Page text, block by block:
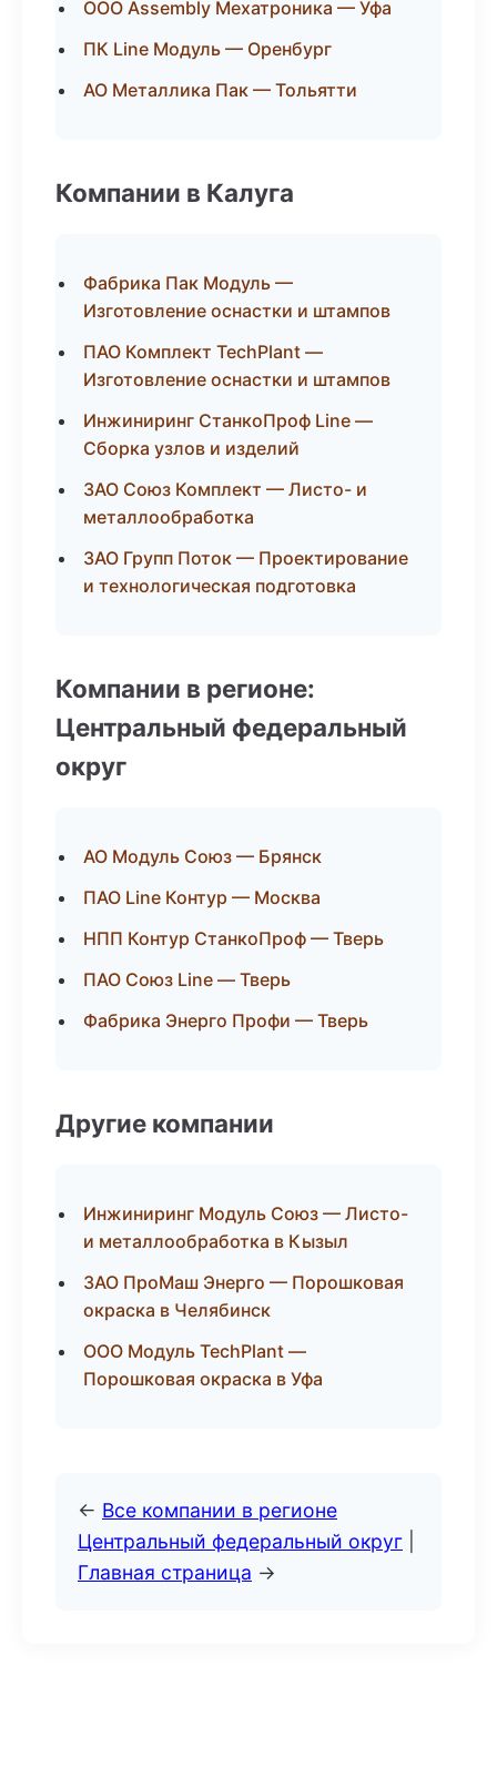
ООО Assembly Мехатроника — Уфа
ПК Line Модуль — Оренбург
АО Металлика Пак — Тольятти
Компании в Калуга
Фабрика Пак Модуль —
Изготовление оснастки и штампов
ПАО Комплект TechPlant —
Изготовление оснастки и штампов
Инжиниринг СтанкоПроф Line —
Сборка узлов и изделий
ЗАО Союз Комплект — Листо- и
металлообработка
ЗАО Групп Поток — Проектирование
и технологическая подготовка
Компании в регионе:
Центральный федеральный
округ
АО Модуль Союз — Брянск
ПАО Line Контур — Москва
НПП Контур СтанкоПроф — Тверь
ПАО Союз Line — Тверь
Фабрика Энерго Профи — Тверь
Другие компании
Инжиниринг Модуль Союз — Листо-
и металлообработка в Кызыл
ЗАО ПроМаш Энерго — Порошковая
окраска в Челябинск
ООО Модуль TechPlant —
Порошковая окраска в Уфа
← Все компании в регионе
Центральный федеральный округ
Главная страница →